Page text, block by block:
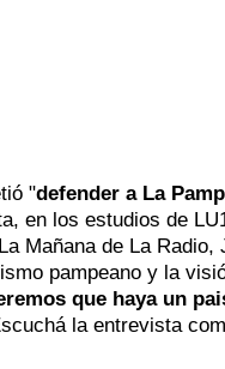
"defender a La
en los estudios de
Mañana de La Radio,
pampeano y la
que haya un
la entrevista